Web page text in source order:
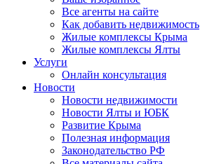
Все агенты на сайте
Как добавить недвижимость
Жилые комплексы Крыма
Жилые комплексы Ялты
Услуги
Онлайн консультация
Новости
Новости недвижимости
Новости Ялты и ЮБК
Развитие Крыма
Полезная информация
Законодательство РФ